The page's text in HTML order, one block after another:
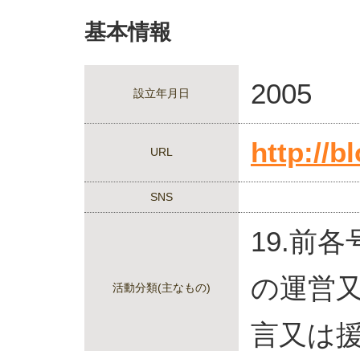
基本情報
設立年月日 2005
URL http://
SNS
活動分類(主なもの)
19.前各
の運営
言又は